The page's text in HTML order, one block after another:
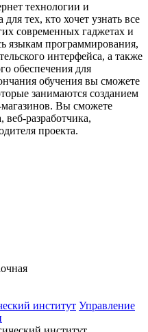
технологии и
тех, кто хочет узнать все
современных гаджетах и
языкам программирования,
интерфейса, а также
обеспечения для
обучения вы сможете
занимаются созданием
Вы сможете
разработчика,
проекта.
институт Управление